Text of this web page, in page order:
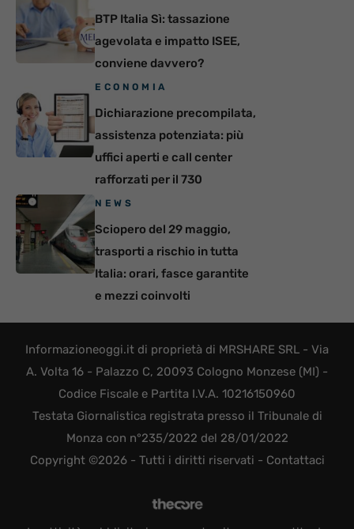
BTP Italia Sì: tassazione
agevolata e impatto ISEE,
conviene davvero?
ECONOMIA
Dichiarazione precompilata,
assistenza potenziata: più
uffici aperti e call center
rafforzati per il 730
NEWS
Sciopero del 29 maggio,
trasporti a rischio in tutta
Italia: orari, fasce garantite
e mezzi coinvolti
Informazioneoggi.it di proprietà di MRSHARE SRL - Via
A. Volta 16 - Palazzo C, 20093 Cologno Monzese (MI) -
Codice Fiscale e Partita I.V.A. 10216150960
Testata Giornalistica registrata presso il Tribunale di
Monza con n°235/2022 del 28/01/2022
Copyright ©2026 - Tutti i diritti riservati - Contattaci